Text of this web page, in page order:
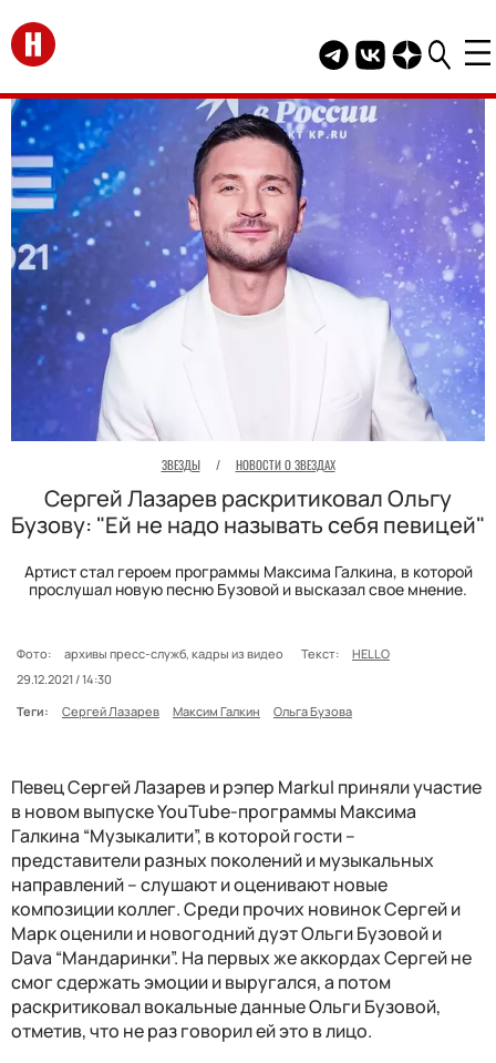
Перейти на главную
Telegram канал
Группа HELLO
Канал
ЗВЕЗДЫ / НОВОСТИ О ЗВЕЗДАХ
Сергей Лазарев раскритиковал Ольгу
Бузову: "Ей не надо называть себя певицей"
Артист стал героем программы Максима Галкина, в которой
прослушал новую песню Бузовой и высказал свое мнение.
Фото: архивы пресс-служб, кадры из видео Текст:
HELLO
29.12.2021 / 14:30
Теги:
Сергей Лазарев Максим Галкин Ольга Бузова
Певец Сергей Лазарев и рэпер Markul приняли участие
в новом выпуске YouTube-программы Максима
Галкина “Музыкалити”, в которой гости –
представители разных поколений и музыкальных
направлений – слушают и оценивают новые
композиции коллег. Среди прочих новинок Сергей и
Марк оценили и новогодний дуэт Ольги Бузовой и
Dava “Мандаринки”. На первых же аккордах Сергей не
смог сдержать эмоции и выругался, а потом
раскритиковал вокальные данные Ольги Бузовой,
отметив, что не раз говорил ей это в лицо.